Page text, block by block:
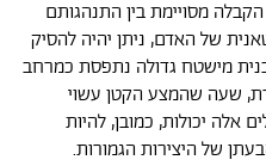
מסויימת בין התנהגותם
של האדם, ניתן יהיה להסיק
מישטח גדולה נתפסת כמרחב
שעה שהמצע הקטן עשוי
אלה יכולות, כמובן, להיות
של היצירות הגמורות.